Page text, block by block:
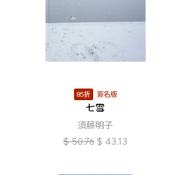
85折 簽名版
七雪
須藤明子
$ 50.76 $ 43.13